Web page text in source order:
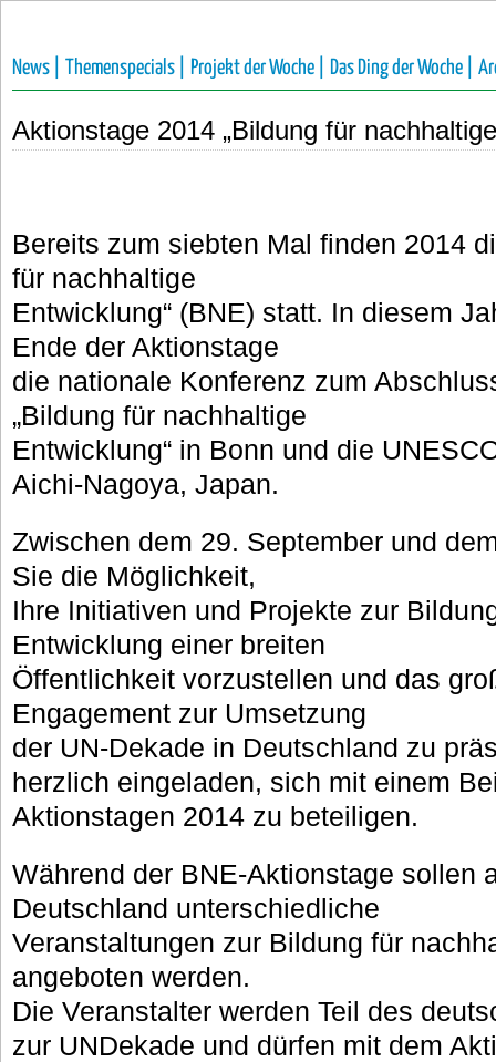
News | Themenspecials | Projekt der Woche | Das Ding der Woche |
Aktionstage 2014 „Bildung für
Bereits zum siebten Mal finden 2014
für nachhaltige
Entwicklung“ (BNE) statt. In diesem
Ende der Aktionstage
die nationale Konferenz zum
„Bildung für nachhaltige
Entwicklung“ in Bonn und die
Aichi-Nagoya, Japan.
Zwischen dem 29. September und
Sie die Möglichkeit,
Ihre Initiativen und Projekte zur
Entwicklung einer breiten
Öffentlichkeit vorzustellen und das
Engagement zur Umsetzung
der UN-Dekade in Deutschland zu
herzlich eingeladen, sich mit einem
Aktionstagen 2014 zu beteiligen.
Während der BNE-Aktionstage sollen
Deutschland unterschiedliche
Veranstaltungen zur Bildung für
angeboten werden.
Die Veranstalter werden Teil des
zur UNDekade und dürfen mit dem